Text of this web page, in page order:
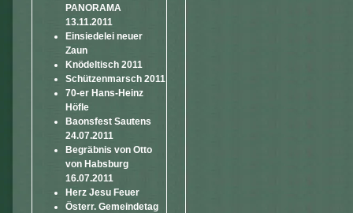
PANORAMA
13.11.2011
Einsiedelei neuer
Zaun
Knödeltisch 2011
Schützenmarsch 2011
70-er Hans-Heinz
Höfle
Baonsfest Sautens
24.07.2011
Begräbnis von Otto
von Habsburg
16.07.2011
Herz Jesu Feuer
Österr. Gemeindetag